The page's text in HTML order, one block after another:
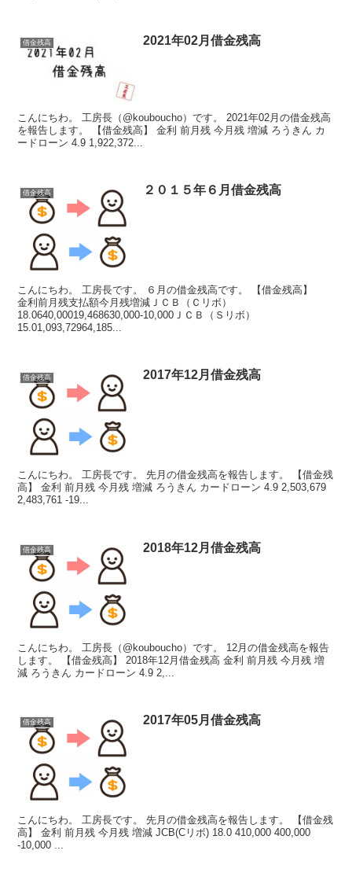
借金残高 2021年02月借金残高
こんにちわ。 工房長（@kouboucho）です。 2021年02月の借金残高
を報告します。 【借金残高】 金利 前月残 今月残 増減 ろうきん カ
ードローン 4.9 1,922,372...
借金残高 ２０１５年６月借金残高
こんにちわ。 工房長です。 ６月の借金残高です。 【借金残高】
金利前月残支払額今月残増減ＪＣＢ（Ｃリボ）
18.0640,00019,468630,000-10,000ＪＣＢ（Ｓリボ）
15.01,093,72964,185...
借金残高 2017年12月借金残高
こんにちわ。 工房長です。 先月の借金残高を報告します。 【借金残
高】 金利 前月残 今月残 増減 ろうきん カードローン 4.9 2,503,679
2,483,761 -19...
借金残高 2018年12月借金残高
こんにちわ。 工房長（@kouboucho）です。 12月の借金残高を報告
します。 【借金残高】 2018年12月借金残高 金利 前月残 今月残 増
減 ろうきん カードローン 4.9 2,...
借金残高 2017年05月借金残高
こんにちわ。 工房長です。 先月の借金残高を報告します。 【借金残
高】 金利 前月残 今月残 増減 JCB(Cリボ) 18.0 410,000 400,000
-10,000 ...